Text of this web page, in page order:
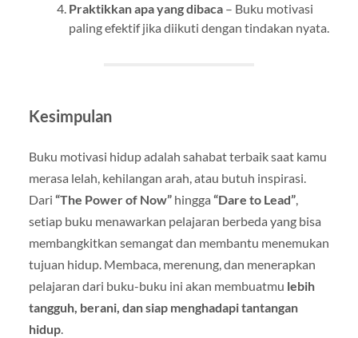
Praktikkan apa yang dibaca– Buku motivasi
paling efektif jika diikuti dengan tindakan nyata.
Kesimpulan
Buku motivasi hidup adalah sahabat terbaik saat kamu
merasa lelah, kehilangan arah, atau butuh inspirasi.
Dari “The Power of Now”hingga “Dare to Lead”,
setiap buku menawarkan pelajaran berbeda yang bisa
membangkitkan semangat dan membantu menemukan
tujuan hidup. Membaca, merenung, dan menerapkan
pelajaran dari buku-buku ini akan membuatmu lebih
tangguh, berani, dan siap menghadapi tantangan
hidup.